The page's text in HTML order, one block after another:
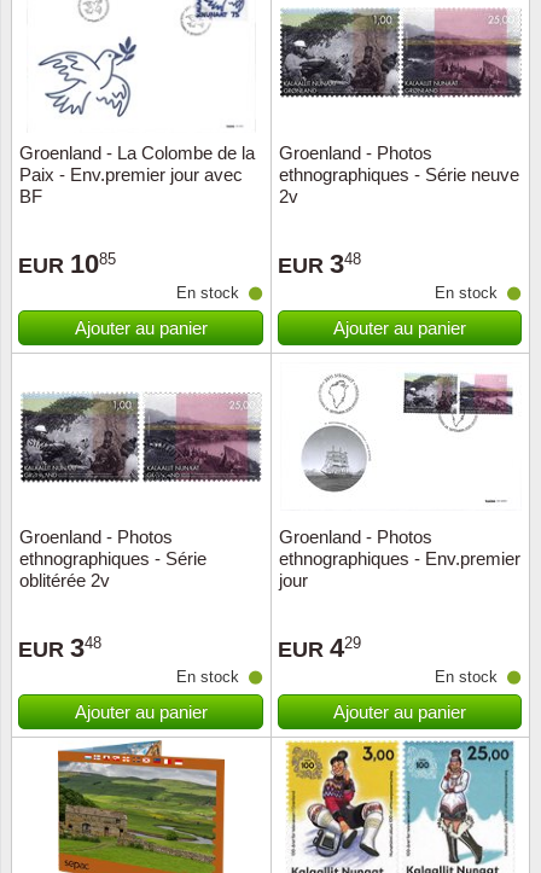
Groenland - La Colombe de la
Paix - Env.premier jour avec
BF
EUR 1085
En stock
Ajouter au panier
Groenland - Photos
ethnographiques - Série neuve
2v
EUR 348
En stock
Ajouter au panier
Groenland - Photos
ethnographiques - Série
oblitérée 2v
EUR 348
En stock
Ajouter au panier
Groenland - Photos
ethnographiques - Env.premier
jour
EUR 429
En stock
Ajouter au panier